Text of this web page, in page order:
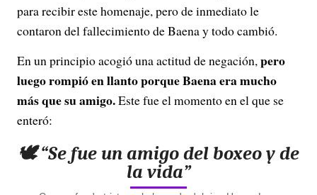
para recibir este homenaje, pero de inmediato le
contaron del fallecimiento de Baena y todo cambió.
En un principio acogió una actitud de negación,pero
luego rompió en llanto porque Baena era mucho
más que su amigo.Este fue el momento en el que se
enteró:
🕊️ “Se fue un amigo del boxeo y de
la vida”